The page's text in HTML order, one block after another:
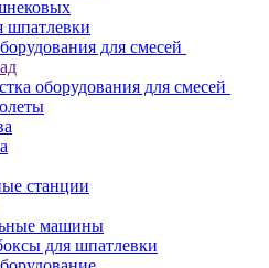
шпатлевки
для смесей
оборудования для смесей
станции
машины
для шпатлевки